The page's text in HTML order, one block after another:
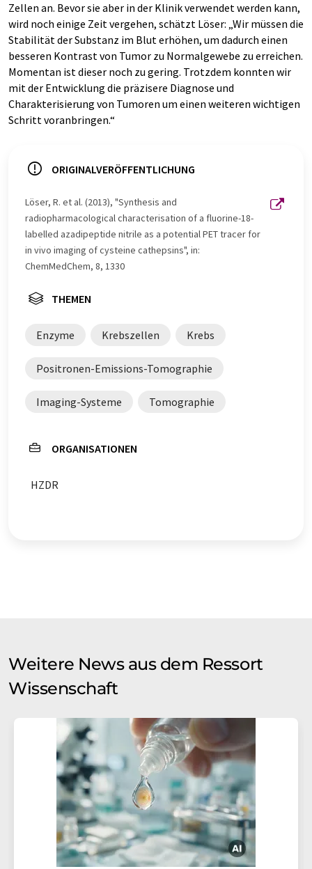
Zellen an. Bevor sie aber in der Klinik verwendet werden kann,
wird noch einige Zeit vergehen, schätzt Löser: „Wir müssen die
Stabilität der Substanz im Blut erhöhen, um dadurch einen
besseren Kontrast von Tumor zu Normalgewebe zu erreichen.
Momentan ist dieser noch zu gering. Trotzdem konnten wir
mit der Entwicklung die präzisere Diagnose und
Charakterisierung von Tumoren um einen weiteren wichtigen
Schritt voranbringen.“
ORIGINALVERÖFFENTLICHUNG
Löser, R. et al. (2013), "Synthesis and
radiopharmacological characterisation of a fluorine-18-
labelled azadipeptide nitrile as a potential PET tracer for
in vivo imaging of cysteine cathepsins", in:
ChemMedChem, 8, 1330
THEMEN
Enzyme Krebszellen Krebs
Positronen-Emissions-Tomographie
Imaging-Systeme Tomographie
ORGANISATIONEN
HZDR
Weitere News aus dem Ressort
Wissenschaft